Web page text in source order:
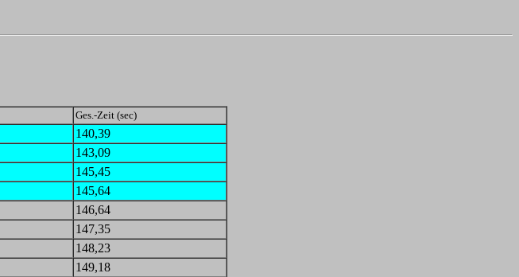
Ges.-Zeit (sec)
140,39
143,09
145,45
145,64
146,64
147,35
148,23
149,18